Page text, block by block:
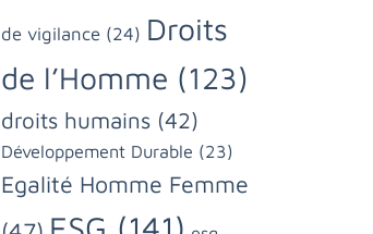
de vigilance (24) Droits
de l’Homme (123)
droits humains (42)
Développement Durable (23)
Egalité Homme Femme